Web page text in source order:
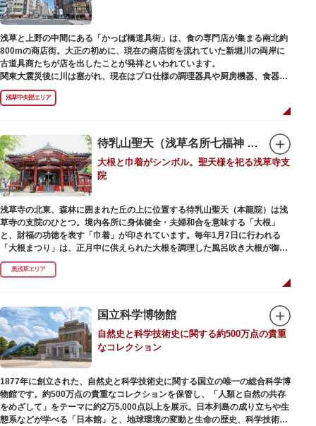
の二天門、浅草名所七福神のひとつ・大黒天が祀られた影向堂（ようごうど
う）など、悠久の時に思いを馳せて見学をお楽しみください。
日没後はライトアップされ、朱塗りの建物がより一層鮮やかに浮かび上がり
ます。昼間は約90店舗が軒を連ねる仲見世のお店も閉まり、シャッターに描
かれた「浅草絵巻」を楽しめるのも夜の醍醐味。撮影スポットやデートスポ
ットにもおすすめです。昼間と比べて人が少なくゆっくり巡れるので、足を
運んでみてはいかがでしょうか。
浅草と上野の中間にある「かっぱ橋道具街」は、食の専門店が集まる南北約
800mの商店街。大正の初めに、現在の商店街を流れていた新堀川の両岸に
古道具商たちが店を出したことが発祥といわれています。
関東大震災後に川は塞がれ、現在はプロ仕様の調理器具や厨房機器、食器、
包材、調理衣装など「食」にまつわる約170軒の専門店が集まる個性的な専
門商店街として賑わいを見せています。もちろん、ほとんどのお店が小売に
も対応。家庭の調理用具を購入したい人や観光客にもおすすめです。食品サ
毎年、道具の日である10月9日前後に開催される「かっぱ橋道具まつり」で
は、各店舗がおすすめ商品や掘り出しものを販売。また、年ごとに異なる
様々な催しものも行われます。
浅草中央部エリア
待乳山聖天（浅草名所七福神 毘沙門天）
大根と巾着がシンボル。聖天様を祀る浅草寺支
院
浅草寺の北東、森林に囲まれた丘の上に位置する待乳山聖天（本龍院）は浅
草寺の支院のひとつ。境内各所に身体健全・夫婦和合を意味する「大根」
と、財福の功徳を表す「巾着」が印されています。毎年1月7日に行われる
「大根まつり」は、正月中に供えられた大根を調理した風呂吹き大根が御神
酒とともに参拝者に振る舞われるイベント。聖天様のお下がりの大根をいた
だくことで、心身健康のご利益があるそうです。
養する最高の祈祷法。心願成就の力があると考えられており、依頼すると7
日間毎朝祈祷していただけます。また、浅草名所七福神のひとつとしても知
られ、毘沙門天が祀られています。
奥浅草エリア
国立科学博物館
自然史と科学技術史に関する約500万点の貴重
なコレクション
1877年に創立された、自然史と科学技術史に関する国立の唯一の総合科学博
物館です。約500万点の貴重なコレクションを保管し、「人類と自然の共存
をめざして」をテーマに約2万5,000点以上を展示。日本列島の成り立ちや生
態系などが学べる「日本館」と、地球環境の変動と生命の歴史、科学技術の